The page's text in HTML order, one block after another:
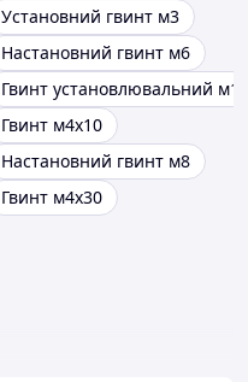
Установний гвинт м3
Настановний гвинт м6
Гвинт установлювальний м10
Гвинт м4х10
Настановний гвинт м8
Гвинт м4х30